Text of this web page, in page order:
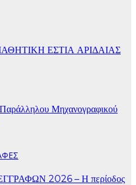
ΕΣΤΙΑ ΑΡΙΔΑΙΑΣ
Μηχανογραφικού
2026 – Η περίοδος